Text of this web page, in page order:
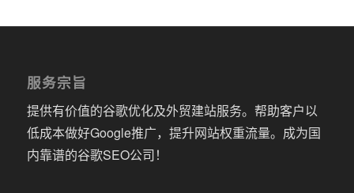
服务宗旨
提供有价值的谷歌优化及外贸建站服务。帮助客户以
低成本做好Google推广，提升网站权重流量。成为国
内靠谱的谷歌SEO公司！